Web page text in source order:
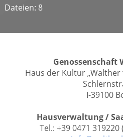
Dateien: 8
Genossenschaft
Haus der Kultur
I-39100
Hausverwaltung /
Tel.: +39 0471 319220